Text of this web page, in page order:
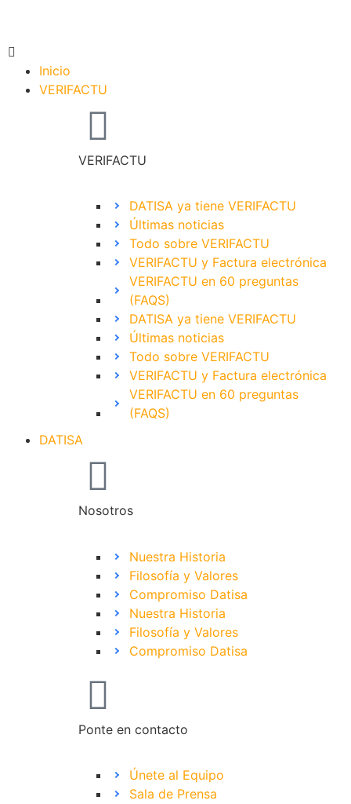
Inicio
VERIFACTU
VERIFACTU
DATISA ya tiene VERIFACTU
Últimas noticias
Todo sobre VERIFACTU
VERIFACTU y Factura electrónica
VERIFACTU en 60 preguntas
(FAQS)
DATISA ya tiene VERIFACTU
Últimas noticias
Todo sobre VERIFACTU
VERIFACTU y Factura electrónica
VERIFACTU en 60 preguntas
(FAQS)
DATISA
Nosotros
Nuestra Historia
Filosofía y Valores
Compromiso Datisa
Nuestra Historia
Filosofía y Valores
Compromiso Datisa
Ponte en contacto
Únete al Equipo
Sala de Prensa